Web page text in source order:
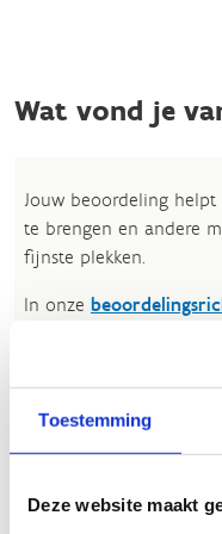
Toestemming
Deze website maakt
Wat vond je
Jouw beoordeling
te brengen en andere
fijnste plekken.
In onze
oprecht nuttige
onze richtlijnen niet,
beoordelingen te
om kleine
tekstgedeelte van jouw
en leesbaarheid te